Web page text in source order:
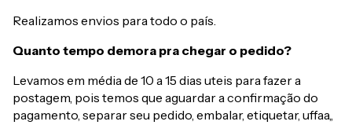
Realizamos envios para todo o país.
Quanto tempo demora pra chegar o pedido?
Levamos em média de 10 a 15 dias uteis para fazer a
postagem, pois temos que aguardar a confirmação do
pagamento, separar seu pedido, embalar, etiquetar, uffaa,,